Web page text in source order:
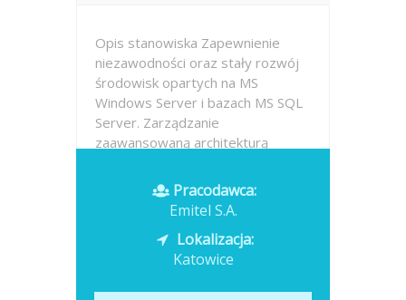
Opis stanowiska Zapewnienie
niezawodności oraz stały rozwój
środowisk opartych na MS
Windows Server i bazach MS SQL
Server. Zarządzanie
zaawansowaną architekturą
Hyper-V oraz mechanizmami
wysokiej dostępności
Opublikowano: dzisiaj
Pracodawca:
Emitel S.A.
Lokalizacja:
Katowice